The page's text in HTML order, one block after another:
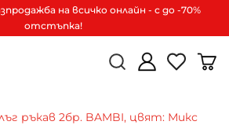
на всичко онлайн - с до -70%
отстъпка!
ръкав 2бр. BAMBI, цвят: Микс